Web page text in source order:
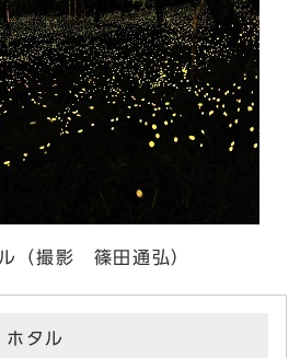
（撮影 篠田通弘）
タル